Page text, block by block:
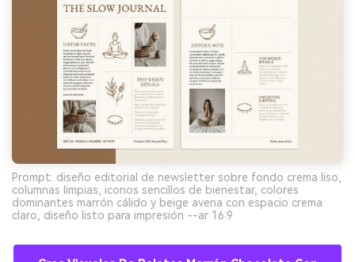
Prompt: diseño editorial de newsletter sobre fondo crema liso,
columnas limpias, iconos sencillos de bienestar, colores
dominantes marrón cálido y beige avena con espacio crema
claro, diseño listo para impresión --ar 16:9